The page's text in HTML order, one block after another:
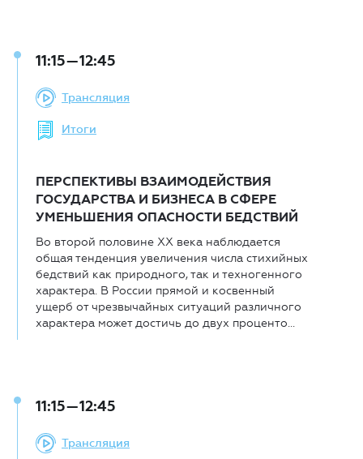
11:15—12:45
Трансляция
Итоги
ПЕРСПЕКТИВЫ ВЗАИМОДЕЙСТВИЯ
ГОСУДАРСТВА И БИЗНЕСА В СФЕРЕ
УМЕНЬШЕНИЯ ОПАСНОСТИ БЕДСТВИЙ
Во второй половине XX века наблюдается
общая тенденция увеличения числа стихийных
бедствий как природного, так и техногенного
характера. В России прямой и косвенный
ущерб от чрезвычайных ситуаций различного
характера может достичь до двух проценто...
11:15—12:45
Трансляция